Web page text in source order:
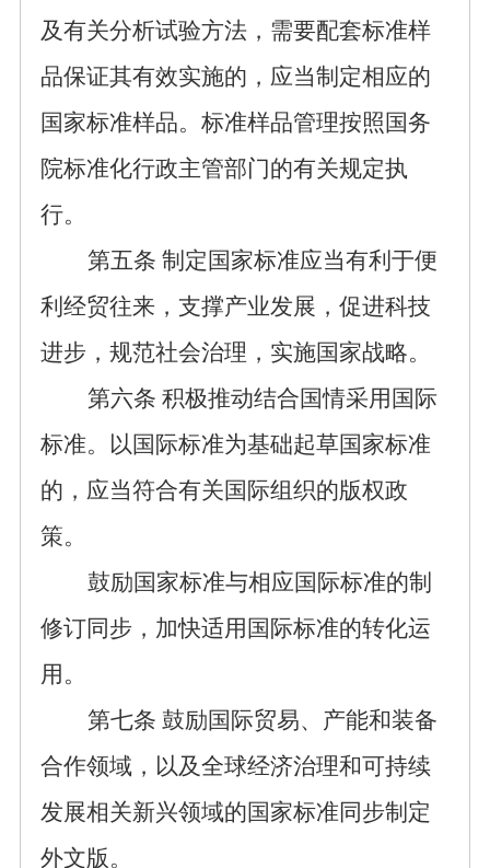
及有关分析试验方法，需要配套标准样
品保证其有效实施的，应当制定相应的
国家标准样品。标准样品管理按照国务
院标准化行政主管部门的有关规定执
行。
第五条 制定国家标准应当有利于便
利经贸往来，支撑产业发展，促进科技
进步，规范社会治理，实施国家战略。
第六条 积极推动结合国情采用国际
标准。以国际标准为基础起草国家标准
的，应当符合有关国际组织的版权政
策。
鼓励国家标准与相应国际标准的制
修订同步，加快适用国际标准的转化运
用。
第七条 鼓励国际贸易、产能和装备
合作领域，以及全球经济治理和可持续
发展相关新兴领域的国家标准同步制定
外文版。